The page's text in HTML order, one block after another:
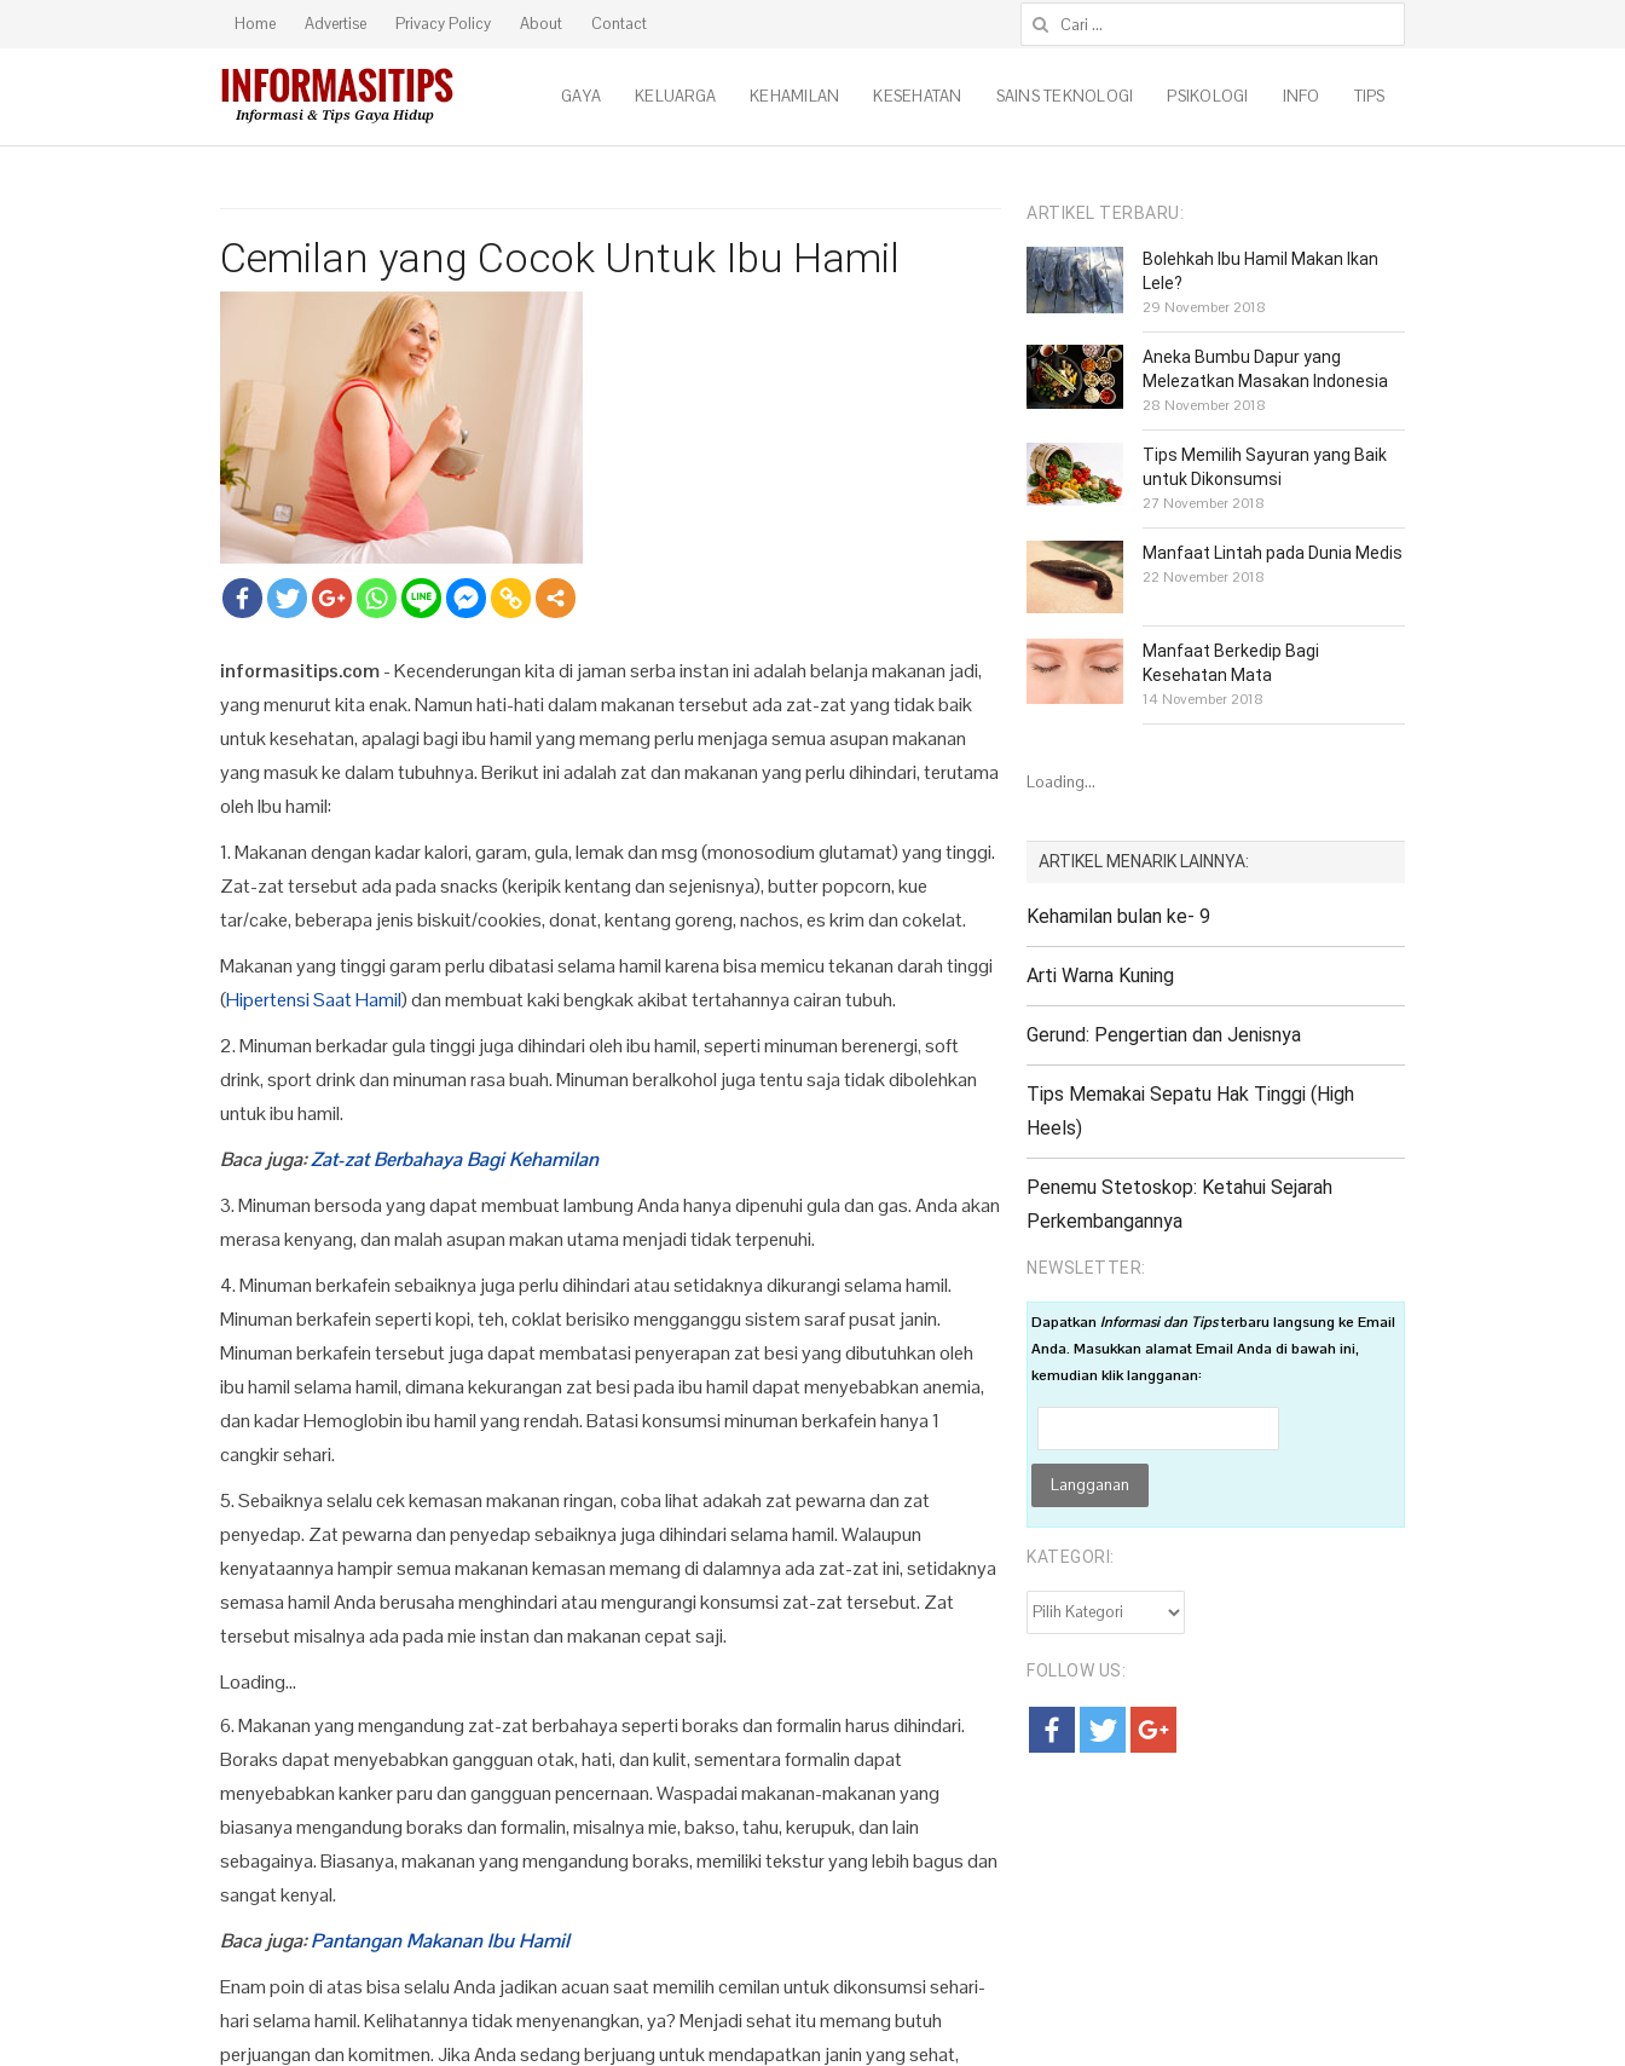
Home Advertise Privacy Policy About Contact Cari untuk:
GAYA KELUARGA KEHAMILAN KESEHATAN SAINS TEKNOLOGI PSIKOLOGI INFO TIPS
Cemilan yang Cocok Untuk Ibu Hamil
informasitips.com- Kecenderungan kita di jaman serba instan ini adalah belanja makanan jadi,
yang menurut kita enak. Namun hati-hati dalam makanan tersebut ada zat-zat yang tidak baik
untuk kesehatan, apalagi bagi ibu hamil yang memang perlu menjaga semua asupan makanan
yang masuk ke dalam tubuhnya. Berikut ini adalah zat dan makanan yang perlu dihindari, terutama
oleh Ibu hamil:
1. Makanan dengan kadar kalori, garam, gula, lemak dan msg (monosodium glutamat) yang tinggi.
Zat-zat tersebut ada pada snacks (keripik kentang dan sejenisnya), butter popcorn, kue
tar/cake, beberapa jenis biskuit/cookies, donat, kentang goreng, nachos, es krim dan cokelat.
Makanan yang tinggi garam perlu dibatasi selama hamil karena bisa memicu tekanan darah tinggi
(Hipertensi Saat Hamil) dan membuat kaki bengkak akibat tertahannya cairan tubuh.
2. Minuman berkadar gula tinggi juga dihindari oleh ibu hamil, seperti minuman berenergi, soft
drink, sport drink dan minuman rasa buah. Minuman beralkohol juga tentu saja tidak dibolehkan
untuk ibu hamil.
Baca juga:Zat-zat Berbahaya Bagi Kehamilan
3. Minuman bersoda yang dapat membuat lambung Anda hanya dipenuhi gula dan gas. Anda akan
merasa kenyang, dan malah asupan makan utama menjadi tidak terpenuhi.
4. Minuman berkafein sebaiknya juga perlu dihindari atau setidaknya dikurangi selama hamil.
Minuman berkafein seperti kopi, teh, coklat berisiko mengganggu sistem saraf pusat janin.
Minuman berkafein tersebut juga dapat membatasi penyerapan zat besi yang dibutuhkan oleh
ibu hamil selama hamil, dimana kekurangan zat besi pada ibu hamil dapat menyebabkan anemia,
dan kadar Hemoglobin ibu hamil yang rendah. Batasi konsumsi minuman berkafein hanya 1
cangkir sehari.
5. Sebaiknya selalu cek kemasan makanan ringan, coba lihat adakah zat pewarna dan zat
penyedap. Zat pewarna dan penyedap sebaiknya juga dihindari selama hamil. Walaupun
kenyataannya hampir semua makanan kemasan memang di dalamnya ada zat-zat ini, setidaknya
semasa hamil Anda berusaha menghindari atau mengurangi konsumsi zat-zat tersebut. Zat
tersebut misalnya ada pada mie instan dan makanan cepat saji.
Loading...
6. Makanan yang mengandung zat-zat berbahaya seperti boraks dan formalin harus dihindari.
Boraks dapat menyebabkan gangguan otak, hati, dan kulit, sementara formalin dapat
menyebabkan kanker paru dan gangguan pencernaan. Waspadai makanan-makanan yang
biasanya mengandung boraks dan formalin, misalnya mie, bakso, tahu, kerupuk, dan lain
sebagainya. Biasanya, makanan yang mengandung boraks, memiliki tekstur yang lebih bagus dan
sangat kenyal.
Baca juga:Pantangan Makanan Ibu Hamil
Enam poin di atas bisa selalu Anda jadikan acuan saat memilih cemilan untuk dikonsumsi sehari-
hari selama hamil. Kelihatannya tidak menyenangkan, ya? Menjadi sehat itu memang butuh
perjuangan dan komitmen. Jika Anda sedang berjuang untuk mendapatkan janin yang sehat,
ARTIKEL TERBARU:
Bolehkah Ibu Hamil Makan Ikan
Lele?
29 November 2018
Aneka Bumbu Dapur yang
Melezatkan Masakan Indonesia
28 November 2018
Tips Memilih Sayuran yang Baik
untuk Dikonsumsi
27 November 2018
Manfaat Lintah pada Dunia Medis
22 November 2018
Manfaat Berkedip Bagi
Kesehatan Mata
14 November 2018
Loading...
ARTIKEL MENARIK LAINNYA:
Kehamilan bulan ke- 9
Arti Warna Kuning
Gerund: Pengertian dan Jenisnya
Tips Memakai Sepatu Hak Tinggi (High
Heels)
Penemu Stetoskop: Ketahui Sejarah
Perkembangannya
NEWSLETTER:
DapatkanInformasi dan Tipsterbaru langsung ke Email
Anda. Masukkan alamat Email Anda di bawah ini,
kemudian klik langganan:
KATEGORI:
KATEGORI:
FOLLOW US: